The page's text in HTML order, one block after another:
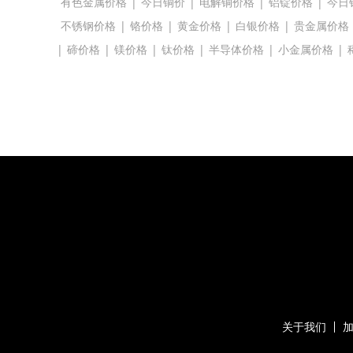
不锈钢价格 | 铬价格 | 黄金价格 | 白银价格 | 贵金属价格
| 碲价格 | 镁价格 | 钛价格 | 半导体价格 | 小金属价格 |
关于我们